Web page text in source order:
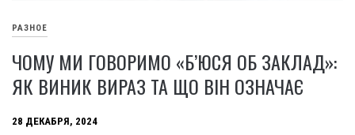
РАЗНОЕ
ЧОМУ МИ ГОВОРИМО «Б’ЮСЯ ОБ ЗАКЛАД»:
ЯК ВИНИК ВИРАЗ ТА ЩО ВІН ОЗНАЧАЄ
28 ДЕКАБРЯ, 2024